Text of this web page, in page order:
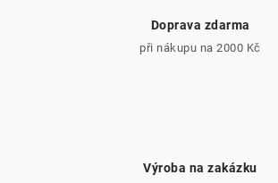
Doprava zdarma
při nákupu na 2000 Kč
Výroba na zakázku